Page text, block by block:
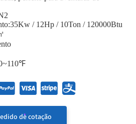
/ 12Hp / 10Ton / 120000Btu
de cotação